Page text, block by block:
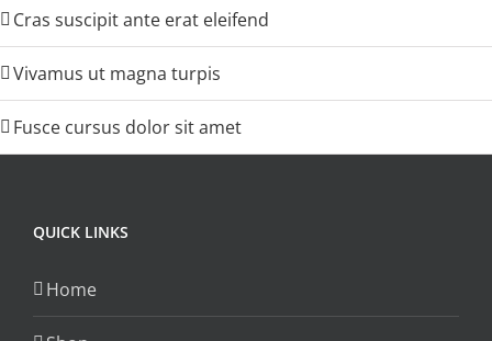
Cras suscipit ante erat eleifend
Vivamus ut magna turpis
Fusce cursus dolor sit amet
QUICK LINKS
Home